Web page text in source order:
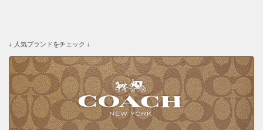
↓ 人気ブランドをチェック ↓